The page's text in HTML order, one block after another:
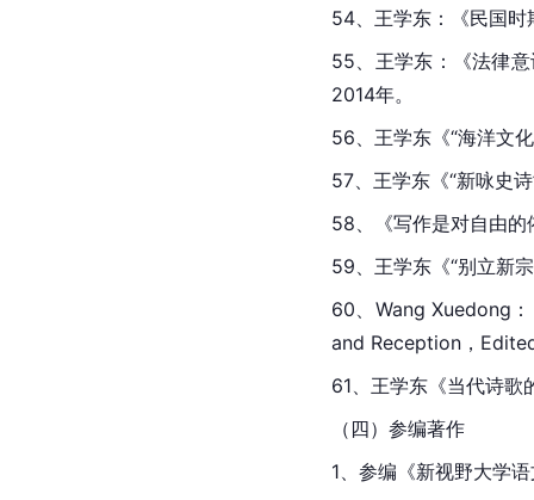
54、王学东：《民国
55、王学东：《法律
2014年。
56、王学东《“海洋文
57、王学东《“新咏史
58、《写作是对自由
59、王学东《“别立新
60、Wang Xuedong
and Reception，
61、王学东《当代诗
（四）参编著作
1、参编《新视野大学